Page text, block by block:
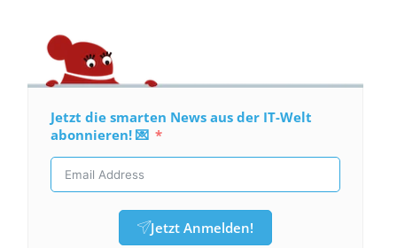
Jetzt die smarten News aus der IT-Welt
abonnieren! 💌
Jetzt Anmelden!